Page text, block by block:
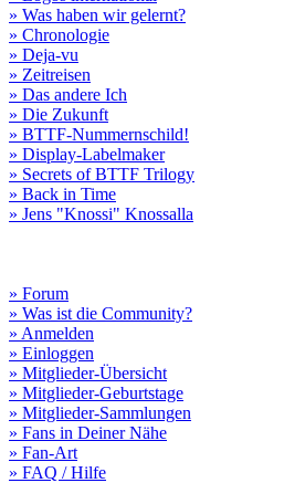
» Was haben wir gelernt?
» Chronologie
» Deja-vu
» Zeitreisen
» Das andere Ich
» Die Zukunft
» BTTF-Nummernschild!
» Display-Labelmaker
» Secrets of BTTF Trilogy
» Back in Time
» Jens "Knossi" Knossalla
» Forum
» Was ist die Community?
» Anmelden
» Einloggen
» Mitglieder-Übersicht
» Mitglieder-Geburtstage
» Mitglieder-Sammlungen
» Fans in Deiner Nähe
» Fan-Art
» FAQ / Hilfe